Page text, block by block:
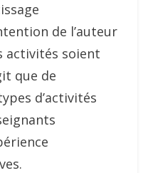
de l’auteur
activités soient
que de
d’activités